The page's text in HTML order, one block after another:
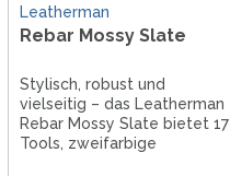
Leatherman
Rebar Mossy Slate
Stylisch, robust und
vielseitig – das Leatherman
Rebar Mossy Slate bietet 17
Tools, zweifarbige